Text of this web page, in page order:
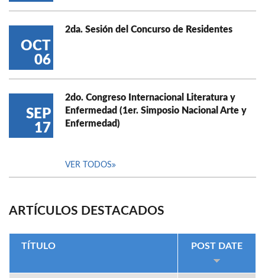
OCT
06
2da. Sesión del Concurso de Residentes
SEP
17
2do. Congreso Internacional Literatura y
Enfermedad (1er. Simposio Nacional Arte y
Enfermedad)
VER TODOS
ARTÍCULOS DESTACADOS
TÍTULO POST DATE